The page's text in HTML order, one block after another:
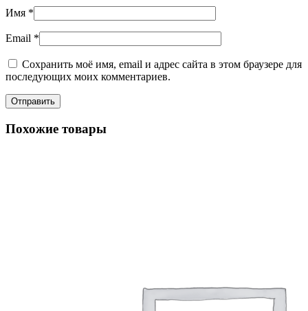
Имя *
Email *
Сохранить моё имя, email и адрес сайта в этом браузере для
последующих моих комментариев.
Похожие товары